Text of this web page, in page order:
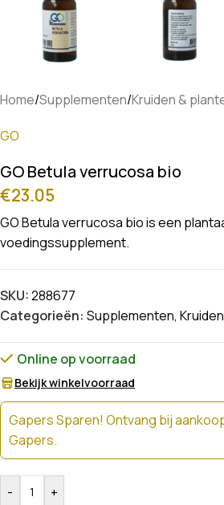
Home/Supplementen/Kruiden &
GO
GO Betula verrucosa bio
€23.05
GO Betula verrucosa bio is een
voedingssupplement.
SKU:288677
Categorieën: Supplementen,
Online op voorraad
Bekijk winkelvoorraad
Gapers Sparen! Ontvang bij
Gapers.
- +